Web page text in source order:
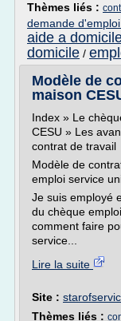
Thèmes liés :
demande
aide a
domicile /
Modèle de
maison
Index » Le
CESU » Les
contrat de travail
Modèle de
emploi service
Je suis employé
du chèque
comment faire
service...
Lire la suite
Site :
Thèmes liés :